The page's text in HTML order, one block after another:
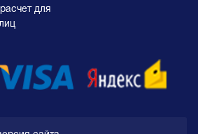
для